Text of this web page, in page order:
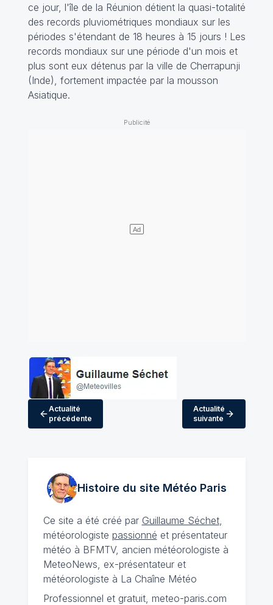
ce jour, l'île de la Réunion détient la quasi-totalité
des records pluviométriques mondiaux sur les
périodes s'étendant de 18 heures à 15 jours ! Les
records mondiaux sur une période d'un mois et
plus sont eux détenus par la ville de Cherrapunji
(Inde), fortement impactée par la mousson
Asiatique.
Actualité
précédente
Actualité
suivante
Histoire du site MétéoParis
Ce site a été créé par Guillaume Séchet,
météorologiste passionné et présentateur
météo à BFMTV, ancien météorologiste à
MeteoNews, ex-présentateur et
météorologiste à La Chaîne Météo
Professionnel et gratuit, meteo-paris.com